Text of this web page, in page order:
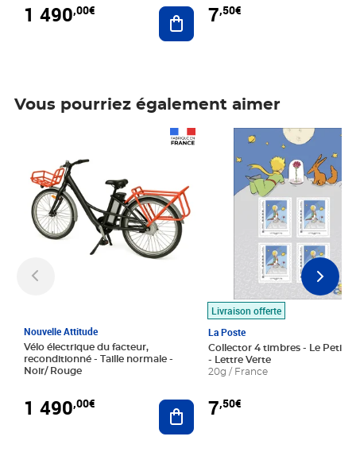
1 490,00€ Ajouter au panier
7,50€
Vous pourriez également aimer
Nouvelle Attitude
Vélo électrique du facteur,
reconditionné - Taille normale -
Noir/ Rouge
1 490,00€ Ajouter au panier
Livraison offerte
La Poste
Collector 4 timbres - Le Petit
- Lettre Verte
20g / France
7,50€
Prix 7,50€